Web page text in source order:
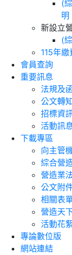
(
明
新設立
(
115年
會員查詢
重要訊息
法規及
公文轉
招標資
活動訊
下載專區
向主管
綜合營
營造業
公文附
相關表
營造天
活動花
專論數位版
網站連結